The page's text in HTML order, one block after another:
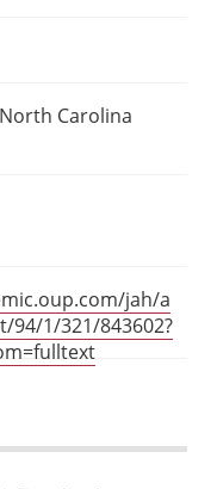
Carolina
jah/a
94/1/321/843602?